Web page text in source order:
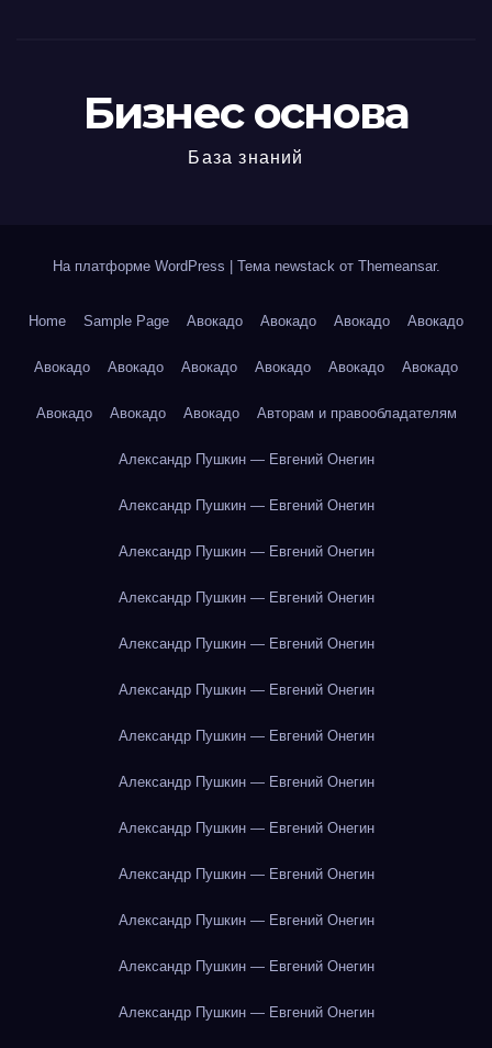
Бизнес основа
База знаний
На платформе WordPress Тема newstack от Themeansar.
Home Sample Page Авокадо Авокадо Авокадо Авокадо
Авокадо Авокадо Авокадо Авокадо Авокадо Авокадо
Авокадо Авокадо Авокадо Авторам и правообладателям
Александр Пушкин — Евгений Онегин
Александр Пушкин — Евгений Онегин
Александр Пушкин — Евгений Онегин
Александр Пушкин — Евгений Онегин
Александр Пушкин — Евгений Онегин
Александр Пушкин — Евгений Онегин
Александр Пушкин — Евгений Онегин
Александр Пушкин — Евгений Онегин
Александр Пушкин — Евгений Онегин
Александр Пушкин — Евгений Онегин
Александр Пушкин — Евгений Онегин
Александр Пушкин — Евгений Онегин
Александр Пушкин — Евгений Онегин